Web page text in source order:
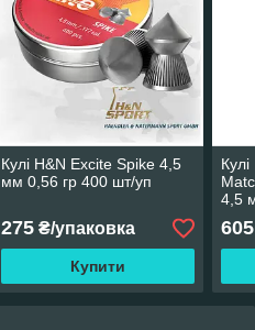
Кулі H&N Excite Spike 4,5
мм 0,56 гр 400 шт/уп
275₴/упаковка
Купити
4,5
605